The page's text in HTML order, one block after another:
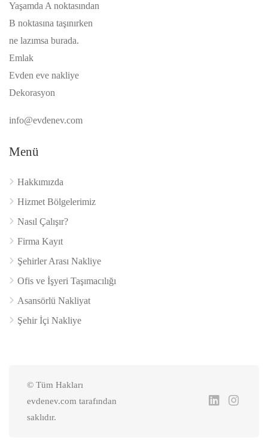
Yaşamda A noktasından
B noktasına taşınırken
ne lazımsa burada.
Emlak
Evden eve nakliye
Dekorasyon
info@evdenev.com
Menü
Hakkımızda
Hizmet Bölgelerimiz
Nasıl Çalışır?
Firma Kayıt
Şehirler Arası Nakliye
Ofis ve İşyeri Taşımacılığı
Asansörlü Nakliyat
Şehir İçi Nakliye
© Tüm Hakları
evdenev.com tarafından
saklıdır.